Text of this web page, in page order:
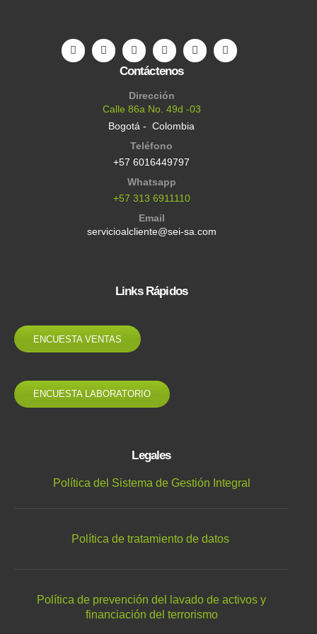
Contáctenos
Dirección
Calle 86a No. 49d -03
Bogotá - Colombia
Teléfono
+57 6016449797
Whatsapp
+57 313 6911110
Email
servicioalcliente@sei-sa.com
Links Rápidos
ENCUESTA VENTAS
ENCUESTA LABORATORIO
Legales
Política del Sistema de Gestión Integral
Política de tratamiento de datos
Política de prevención del lavado de activos y
financiación del terrorismo